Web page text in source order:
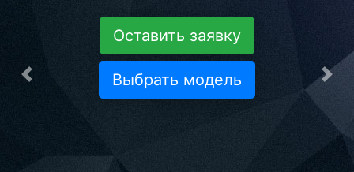
Оставить заявку
Выбрать модель
Предыдущая